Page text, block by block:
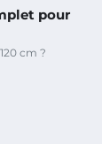
pour
cm ?